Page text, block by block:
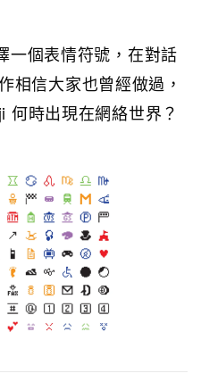
一個表情符號，在對話
相信大家也曾經做過，
何時出現在網絡世界？